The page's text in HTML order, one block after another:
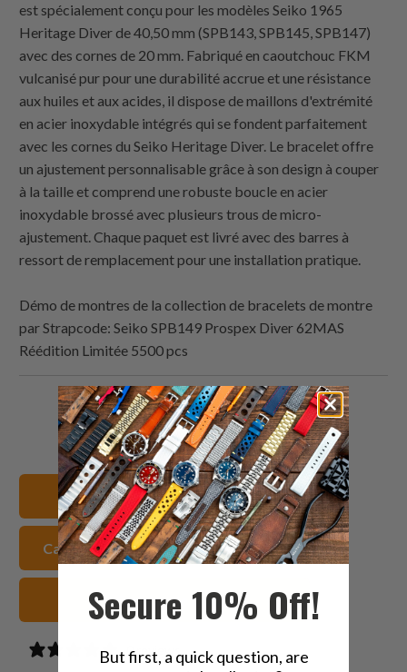
est spécialement conçu pour les modèles Seiko 1965
Heritage Diver de 40,50 mm (SPB143, SPB145, SPB147)
avec des cornes de 20 mm. Fabriqué en caoutchouc FKM
vulcanisé pur pour une durabilité accrue et une résistance
aux huiles et aux acides, il dispose de maillons d'extrémité
en acier inoxydable intégrés qui se fondent parfaitement
avec les cornes du Seiko Heritage Diver. Le bracelet offre
un ajustement personnalisable grâce à son design à couper
à la taille et comprend une robuste boucle en acier
inoxydable brossé avec plusieurs trous de micro-
ajustement. Chaque paquet est livré avec des barres à
ressort de remplacement pour une installation pratique.
Démo de montres de la collection de bracelets de montre
parStrapcode: Seiko SPB149 Prospex Diver 62MAS
Réédition Limitée 5500 pcs
Partagez
ceci
sur
Twitter
Partager
ceci
sur
Facebook
Partagez
ceci
sur
Pinterest
Email
ceci
à
un
ami
20mm Bracelets de montre
Caoutchouc FKM Sangles de montre
gris Sangles de montre
0 reviews
Secure 10% Off!
But first, a quick question, are